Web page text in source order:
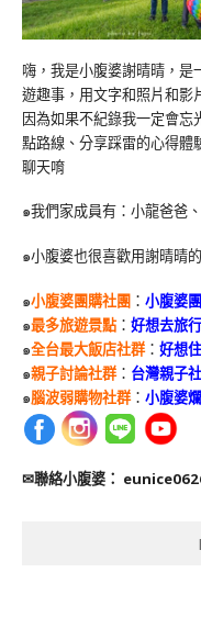
嗨，我是小腹婆謝晴晴，
遊趣事，用文字和照片和影
因為如果不紀錄我一定會
點路線、分享踩雷的心得體
聊天唷
๑我們家成員有：小龍爸爸
๑小腹婆也很喜歡用謝晴晴
๑小腹婆團購社團 ： 小腹婆
๑最多旅遊景點： 好想去旅行
๑全台最大飯店社群： 好想
๑親子討論社群： 台灣親子
๑腦波弱購物社群： 小腹婆
✉聯絡小腹婆：